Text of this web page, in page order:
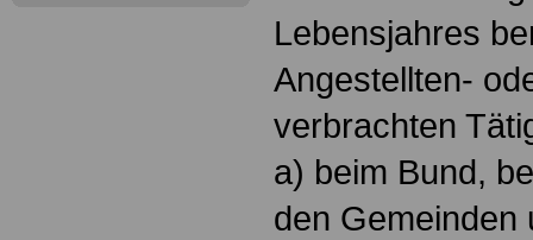
Lebensjahres
Angestellten-
verbrachten
a) beim Bund,
den Gemeinden